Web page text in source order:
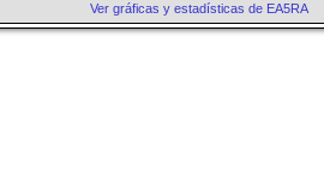
Ver gráficas y estadísticas de EA5RA